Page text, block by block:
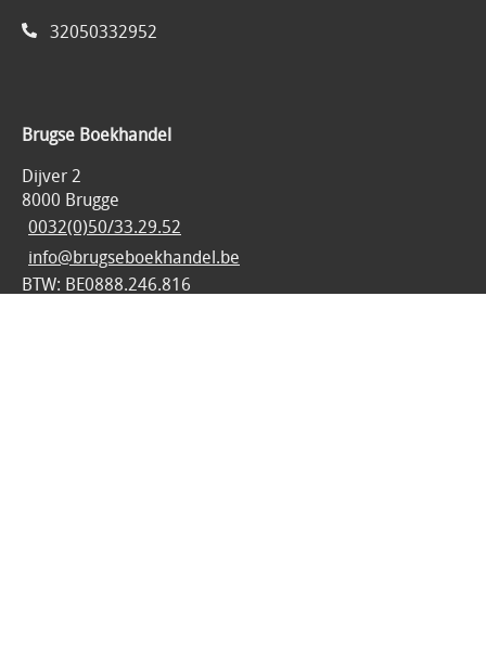
32050332952
Brugse Boekhandel
Dijver 2
8000 Brugge
0032(0)50/33.29.52
info@brugseboekhandel.be
BTW: BE0888.246.816